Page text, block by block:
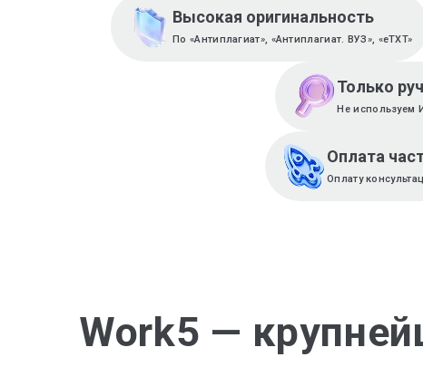
Высокая оригинальность
По «Антиплагиат», «Антиплагиат. ВУЗ», «eTXT»
Только
Не используем
Оплата
Оплату
Work5 —